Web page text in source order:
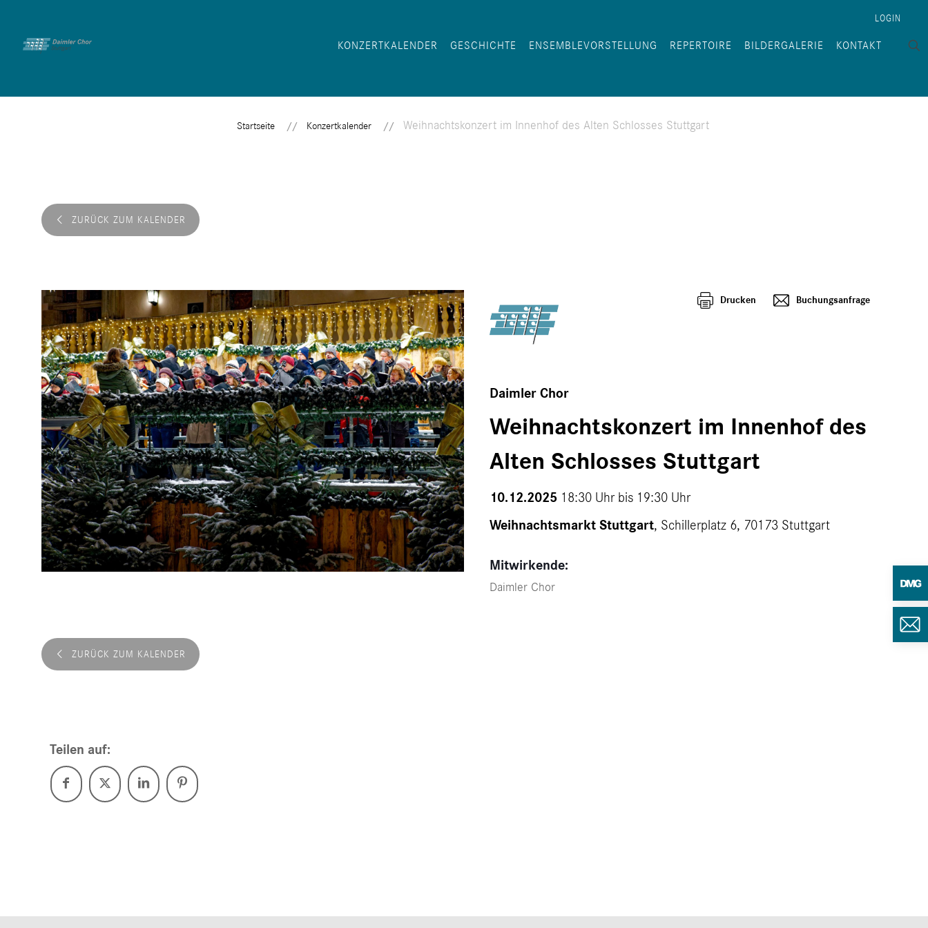
LOGIN
KONZERTKALENDER GESCHICHTE ENSEMBLEVORSTELLUNG REPERTOIRE BILDERGALERIE KONTAKT
Startseite Konzertkalender Weihnachtskonzert im Innenhof des Alten Schlosses Stuttgart
ZURÜCK ZUM KALENDER
Buchungsanfrage
Drucken
Daimler Chor
Weihnachtskonzert im Innenhof des
Alten Schlosses Stuttgart
10.12.2025 18:30 Uhr bis 19:30 Uhr
Weihnachtsmarkt Stuttgart, Schillerplatz 6, 70173 Stuttgart
Mitwirkende:
Daimler Chor
ZURÜCK ZUM KALENDER
Teilen auf: